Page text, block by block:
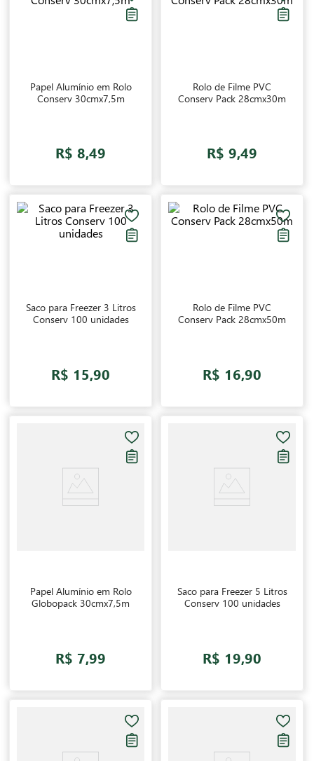
alumínio,papel manteigaesaco hermético. Confira nosso mix e
aproveite para investir em artigos de cozinha que vão tornar sua
Papel Alumínio em Rolo
Conserv 30cmx7,5m
R$ 8,49
Rolo de Filme PVC
Conserv Pack 28cmx30m
R$ 9,49
Saco para Freezer 3 Litros
Conserv 100 unidades
R$ 15,90
Rolo de Filme PVC
Conserv Pack 28cmx50m
R$ 16,90
Papel Alumínio em Rolo
Globopack 30cmx7,5m
R$ 7,99
Saco para Freezer 5 Litros
Conserv 100 unidades
R$ 19,90